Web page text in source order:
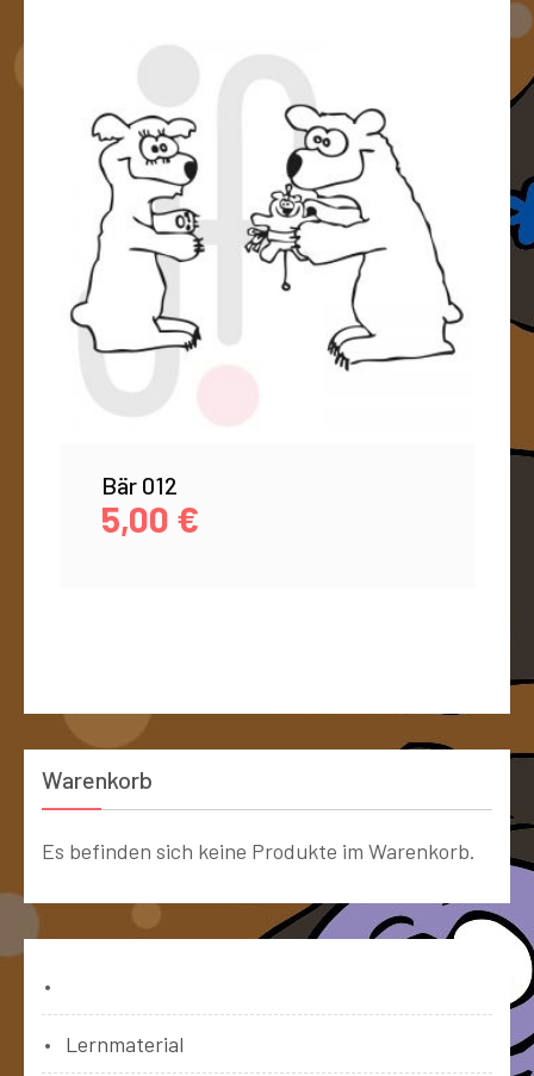
Bär 012
5,00 €
Warenkorb
Es befinden sich keine Produkte im Warenkorb.
Lernmaterial